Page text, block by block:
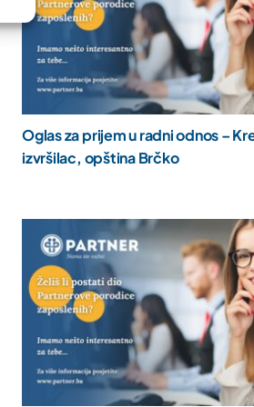
Oglas za prijem u radni odnos –
izvršilac, opština Brčko